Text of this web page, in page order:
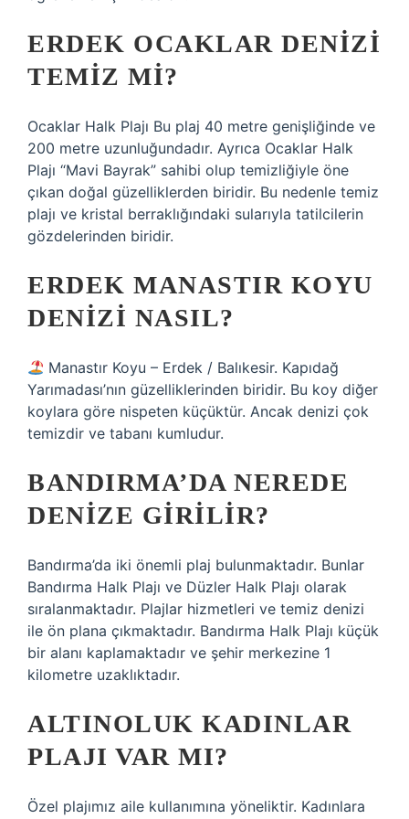
ERDEK OCAKLAR DENIZI
TEMIZ MI?
Ocaklar Halk Plajı Bu plaj 40 metre genişliğinde ve
200 metre uzunluğundadır. Ayrıca Ocaklar Halk
Plajı “Mavi Bayrak” sahibi olup temizliğiyle öne
çıkan doğal güzelliklerden biridir. Bu nedenle temiz
plajı ve kristal berraklığındaki sularıyla tatilcilerin
gözdelerinden biridir.
ERDEK MANASTIR KOYU
DENIZI NASIL?
Manastır Koyu – Erdek / Balıkesir. Kapıdağ
Yarımadası’nın güzelliklerinden biridir. Bu koy diğer
koylara göre nispeten küçüktür. Ancak denizi çok
temizdir ve tabanı kumludur.
BANDIRMA’DA NEREDE
DENIZE GIRILIR?
Bandırma’da iki önemli plaj bulunmaktadır. Bunlar
Bandırma Halk Plajı ve Düzler Halk Plajı olarak
sıralanmaktadır. Plajlar hizmetleri ve temiz denizi
ile ön plana çıkmaktadır. Bandırma Halk Plajı küçük
bir alanı kaplamaktadır ve şehir merkezine 1
kilometre uzaklıktadır.
ALTINOLUK KADINLAR
PLAJI VAR MI?
Özel plajımız aile kullanımına yöneliktir. Kadınlara